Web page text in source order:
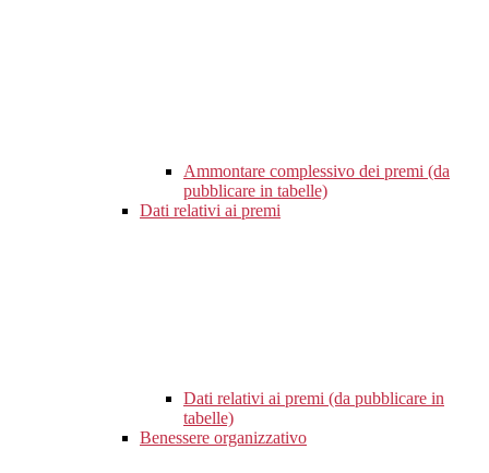
Ammontare complessivo dei premi (da
pubblicare in tabelle)
Dati relativi ai premi
Dati relativi ai premi (da pubblicare in
tabelle)
Benessere organizzativo